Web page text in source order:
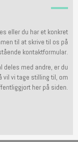
eller du har et konkret
til at skrive til os på
kontaktformular.
deles med andre, er du
vil vi tage stilling til, om
her på siden.